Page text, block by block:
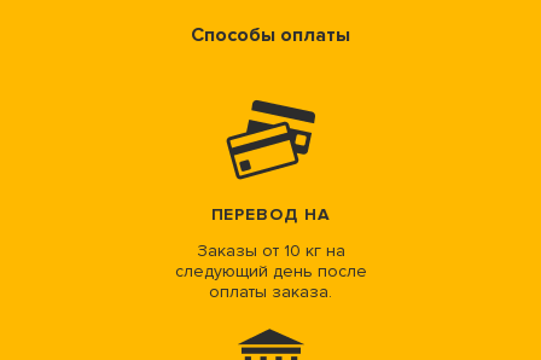
Способы оплаты
ПЕРЕВОД НА
Заказы от 10 кг на
следующий день после
оплаты заказа.